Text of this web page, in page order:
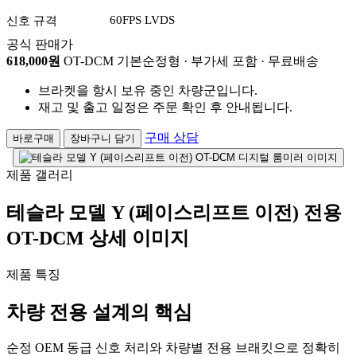
신호 규격 60FPS LVDS
공식 판매가
618,000원 OT-DCM 기본순정형 · 부가세 포함 · 무료배송
브라켓을 항시 보유 중인 차량군입니다.
재고 및 출고 일정은 주문 확인 후 안내됩니다.
바로구매 장바구니 담기 구매 상담
제품 갤러리
테슬라 모델 Y (페이스리프트 이전) 전용
OT-DCM 상세 이미지
제품 특징
차량 전용 설계의 핵심
순정 OEM 동급 신호 처리와 차량별 전용 브래킷으로 정확히